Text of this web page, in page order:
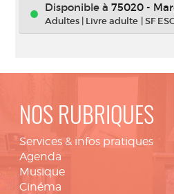
Disponible à 75020 -
Adultes | Livre adulte |SF
NOS RUBRIQUES
Services & infos pratiques
Agenda
Musique
Cinéma